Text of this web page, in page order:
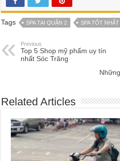
Tags SPA TẠI QUẬN 2 SPA TỐT
Previous
Top 5 Shop mỹ phẩm uy tín
nhất Sóc Trăng
Related Articles